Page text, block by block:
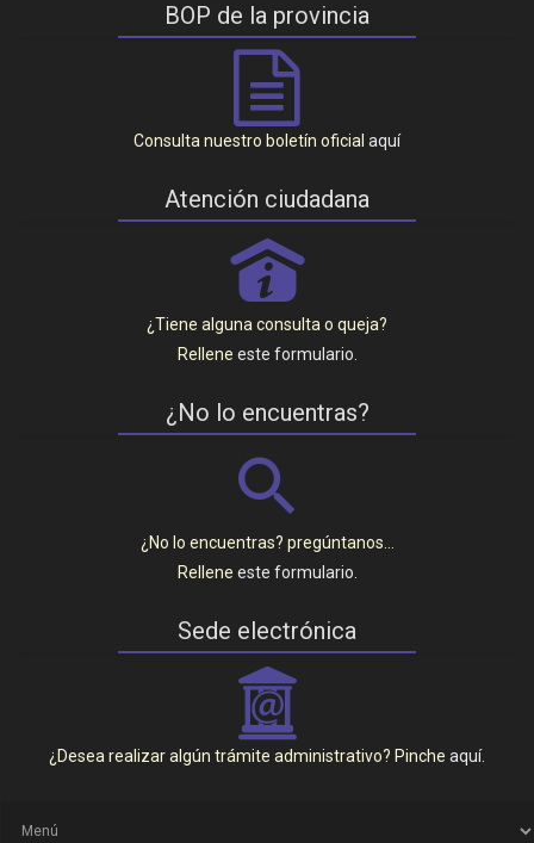
BOP de la provincia
Consulta nuestro boletín oficial aquí
Atención ciudadana
P
¿Tiene alguna consulta o queja?
Rellene este formulario
¿No lo encuentras?
¿No lo encuentras? pregúntanos…
Rellene este formulario
Sede electrónica
_
¿Desea realizar algún trámite administrativo? Pinche aquí.